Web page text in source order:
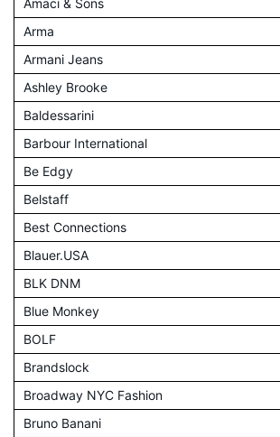
Arma
Armani Jeans
Ashley Brooke
Baldessarini
Barbour International
Be Edgy
Belstaff
Best Connections
Blauer.USA
BLK DNM
Blue Monkey
BOLF
Brandslock
Broadway NYC Fashion
Bruno Banani